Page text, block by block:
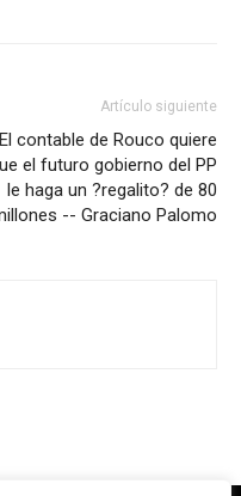
Artículo siguiente
El contable de Rouco quiere
el futuro gobierno del PP
le haga un ?regalito? de 80
-- Graciano Palomo